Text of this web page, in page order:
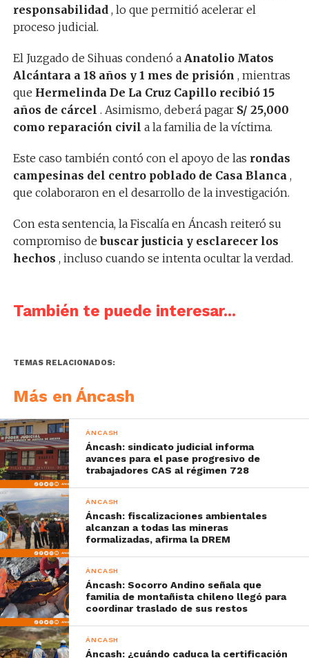
responsabilidad , lo que permitió acelerar el
proceso judicial.
El Juzgado de Sihuas condenó a Anatolio Matos
Alcántara a 18 años y 1 mes de prisión , mientras
que Hermelinda De La Cruz Capillo recibió 15
años de cárcel . Asimismo, deberá pagar S/ 25,000
como reparación civil a la familia de la víctima.
Este caso también contó con el apoyo de las rondas
campesinas del centro poblado de Casa Blanca ,
que colaboraron en el desarrollo de la investigación.
Con esta sentencia, la Fiscalía en Áncash reiteró su
compromiso debuscar justicia y esclarecer los
hechos , incluso cuando se intenta ocultar la verdad.
También te puede interesar...
TEMAS RELACIONADOS:
Más en Áncash
ÁNCASH
Áncash: sindicato judicial informa
avances para el pase progresivo de
trabajadores CAS al régimen 728
ÁNCASH
Áncash: fiscalizaciones ambientales
alcanzan a todas las mineras
formalizadas, afirma la DREM
ÁNCASH
Áncash: Socorro Andino señala que
familia de montañista chileno llegó para
coordinar traslado de sus restos
ÁNCASH
Áncash: ¿cuándo caduca la certificación